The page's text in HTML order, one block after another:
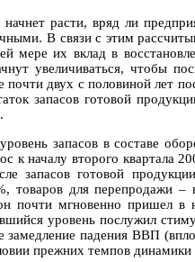
расти, вряд ли
В связи с этим
мере их вклад в
увеличиваться, чтобы
почти двух с половиной лет
запасов готовой
запасов в составе
к началу второго квартала
запасов готовой
товаров для перепродажи
почти мгновенно пришел в
уровень послужил
замедление падения ВВП
прежних темпов